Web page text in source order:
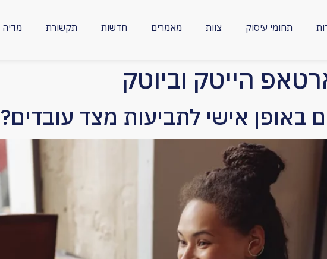
תחומי עיסוק צוות מאמרים חדשות תקשורת מדיה
הייטק וביוטק
באופן אישי לתביעות מצד עובדים?